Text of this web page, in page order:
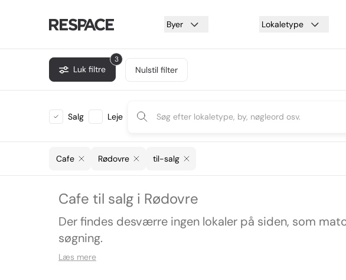
Byer Lokaletype
3
Luk filtre Nulstil filter
Salg Leje
Cafe Rødovre til-salg
Cafe til salg i Rødovre
Der findes desværre ingen lokaler på siden, som
søgning.
Læs mere